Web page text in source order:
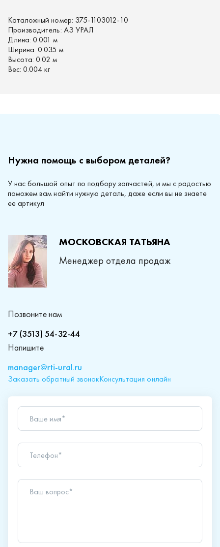
Каталожный номер: 375-1103012-10
Производитель: АЗ УРАЛ
Длина: 0.001 м
Ширина: 0.035 м
Высота: 0.02 м
Вес: 0.004 кг
Нужна помощь с выбором деталей?
У нас большой опыт по подбору запчастей, и мы с радостью
поможем вам найти нужную деталь, даже если вы не знаете
ее артикул
МОСКОВСКАЯ ТАТЬЯНА
Менеджер отдела продаж
Позвоните нам
+7 (3513) 54-32-44
Напишите
manager@rti-ural.ru
Заказать обратный звонокКонсультация онлайн
Ваше имя*
Телефон*
Ваш вопрос*
Отправляя форму вы подтверждаете согласие с
политикой обработки персональных данных